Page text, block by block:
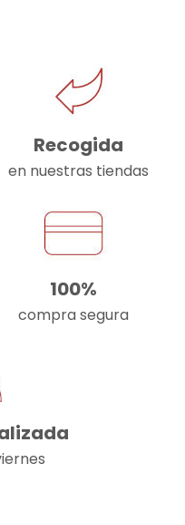
Recogida
en nuestras tiendas
100%
compra segura